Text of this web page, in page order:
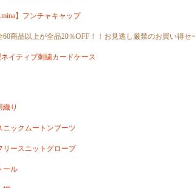
】フンチャキャップ
商品以上が全品20％OFF！！お見逃し厳禁のお買い得セ
イティブ刺繍カードケース
織り
ニックムートンブーツ
リースニットグローブ
ール